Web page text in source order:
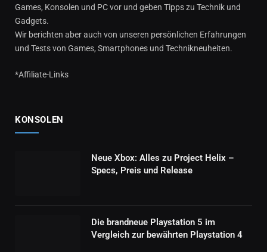
Games, Konsolen und PC vor und geben Tipps zu Technik und
Gadgets.
Wir berichten aber auch von unseren persönlichen Erfahrungen
und Tests von Games, Smartphones und Technikneuheiten.
*Affiliate-Links
KONSOLEN
Neue Xbox: Alles zu Project Helix –
Specs, Preis und Release
Die brandneue Playstation 5 im
Vergleich zur bewährten Playstation 4